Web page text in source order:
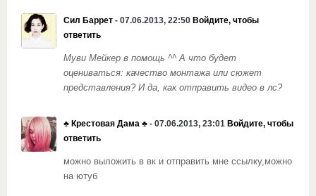
Сил Баррет - 07.06.2013, 22:50 Войдите, чтобы
ответить
Муви Мейкер в помощь ^^ А что будет
оцениваться: качество монтажа или сюжет
представления? И да, как отправить видео в лс?
♣️ Крестовая Дама ♣️ - 07.06.2013, 23:01 Войдите, чтобы
ответить
можно выложить в вк и отправить мне ссылку,можно
на ютуб